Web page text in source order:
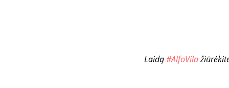
Laidą #AlfoVila